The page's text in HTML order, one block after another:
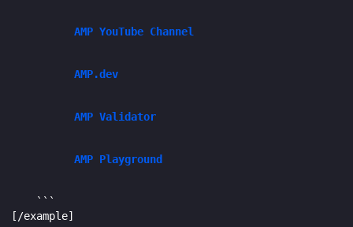
AMP YouTube Channel
AMP.dev
AMP Validator
AMP Playground
    ```
[/example]